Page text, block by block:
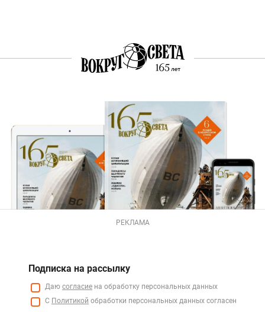
РЕКЛАМА
Подписка на рассылку
Даю согласие на обработку персональных данных
С Политикой обработки персональных данных согласен